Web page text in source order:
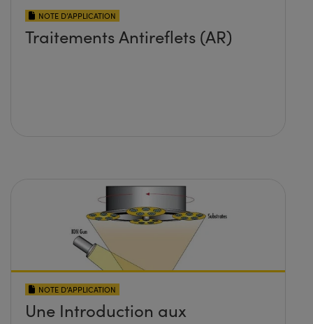
NOTE D’APPLICATION
Traitements Antireflets (AR)
NOTE D’APPLICATION
Une Introduction aux